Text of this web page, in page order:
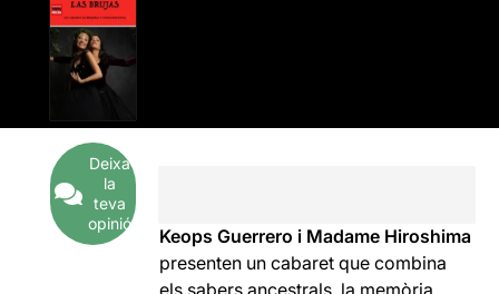
Deixa
la
teva
opinió
Keops Guerrero i Madame Hiroshima
presenten un cabaret que combina
els sabers ancestrals, la memòria